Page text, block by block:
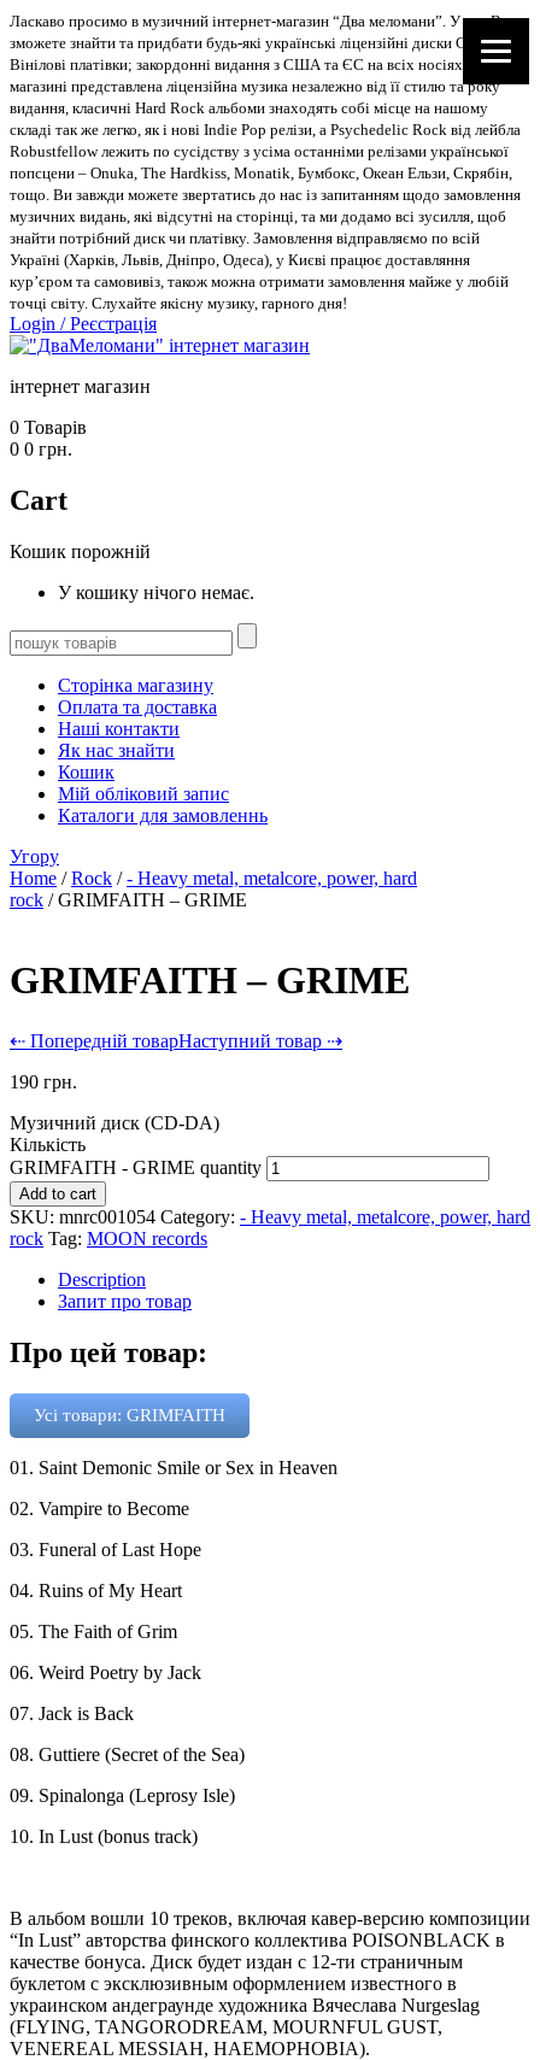
Ласкаво просимо в музичний інтернет-магазин “Два меломани”. У нас Ви
зможете знайти та придбати будь-які українські ліцензійні диски CD, DVD,
Вінілові платівки; закордонні видання з США та ЄС на всіх носіях. В
магазині представлена ліцензійна музика незалежно від її стилю та року
видання, класичні Hard Rock альбоми знаходять собі місце на нашому
складі так же легко, як і нові Indie Pop релізи, а Psychedelic Rock від лейбла
Robustfellow лежить по сусідству з усіма останніми релізами української
попсцени – Onuka, The Hardkiss, Monatik, Бумбокс, Океан Ельзи, Скрябін,
тощо. Ви завжди можете звертатись до нас із запитанням щодо замовлення
музичних видань, які відсутні на сторінці, та ми додамо всі зусилля, щоб
знайти потрібний диск чи платівку. Замовлення відправляємо по всій
Україні (Харків, Львів, Дніпро, Одеса), у Києві працює доставляння
кур’єром та самовивіз, також можна отримати замовлення майже у любій
точці світу. Слухайте якісну музику, гарного дня!
Login /Реєстрація
інтернет магазин
0 Товарів
0 0 грн.
Cart
Кошик порожній
У кошику нічого немає.
Сторінка магазину
Оплата та доставка
Наші контакти
Як нас знайти
Кошик
Мій обліковий запис
Каталоги для замовленнь
Угору
Home /Rock /- Heavy metal, metalcore, power, hard
rock / GRIMFAITH – GRIME
GRIMFAITH – GRIME
⇠ Попередній товарНаступний товар ⇢
190 грн.
Музичний диск (CD-DA)
Кількість
GRIMFAITH - GRIME quantity
Add to cart
SKU: mnrc001054 Category: - Heavy metal, metalcore, power, hard
rock Tag: MOON records
Description
Запит про товар
Про цей товар:
Усі товари: GRIMFAITH
01. Saint Demonic Smile or Sex in Heaven
02. Vampire to Become
03. Funeral of Last Hope
04. Ruins of My Heart
05. The Faith of Grim
06. Weird Poetry by Jack
07. Jack is Back
08. Guttiere (Secret of the Sea)
09. Spinalonga (Leprosy Isle)
10. In Lust (bonus track)
В альбом вошли 10 треков, включая кавер-версию композиции
“In Lust” авторства финского коллектива POISONBLACK в
качестве бонуса. Диск будет издан с 12-ти страничным
буклетом с эксклюзивным оформлением известного в
украинском андеграунде художника Вячеслава Nurgeslag
(FLYING, TANGORODREAM, MOURNFUL GUST,
VENEREAL MESSIAH, HAEMOPHOBIA).